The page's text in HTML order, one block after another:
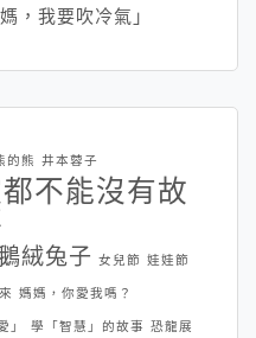
，我要吹冷氣」
的熊 井本蓉子
不能沒有故
絨兔子 女兒節 娃娃節
媽媽，你愛我嗎？
」 學「智慧」的故事 恐龍展